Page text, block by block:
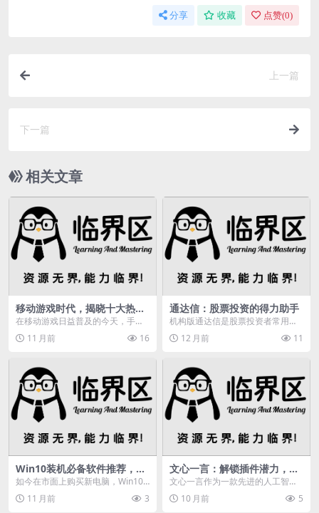
分享 收藏 点赞(0)
上一篇
下一篇
相关文章
移动游戏时代，揭晓十大热门
手游平台app排行榜及特色优
在移动游戏日益普及的今天，手游
平台app成为玩家获取游戏资源、
享受游戏乐趣的重要...
11 月前 16
通达信：股票投资的得力助手
机构版通达信是股票投资者常用的
分析工具，尤其适合技术分析爱好
者。本文将介绍如何有...
12 月前 11
Win10装机必备软件推荐，Q
Q轻聊版与WPS你知道吗？
如今在市面上购买新电脑，Win10
已经是标配的Windows操作系统。
11 月前 3
文心一言：解锁插件潜力，多
维度实现多元化应用
文心一言作为一款先进的人工智能
语言模型，凭借其强大的文本生成
与理解能力，已成为众...
10 月前 5